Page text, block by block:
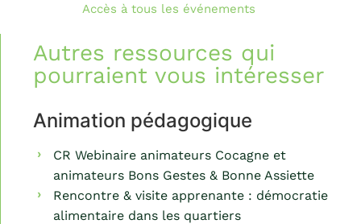
Accès à tous les événements
Autres ressources qui
pourraient vous intéresser
Animation pédagogique
CR Webinaire animateurs Cocagne et
animateurs Bons Gestes & Bonne Assiette
Rencontre & visite apprenante : démocratie
alimentaire dans les quartiers